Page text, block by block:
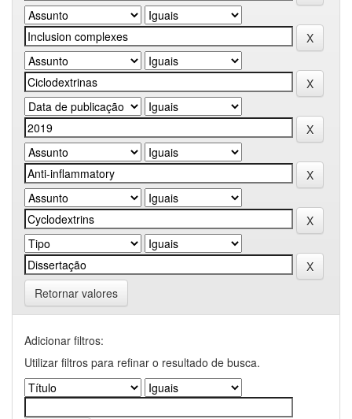
Retornar valores
Adicionar filtros:
Utilizar filtros para refinar o resultado de busca.